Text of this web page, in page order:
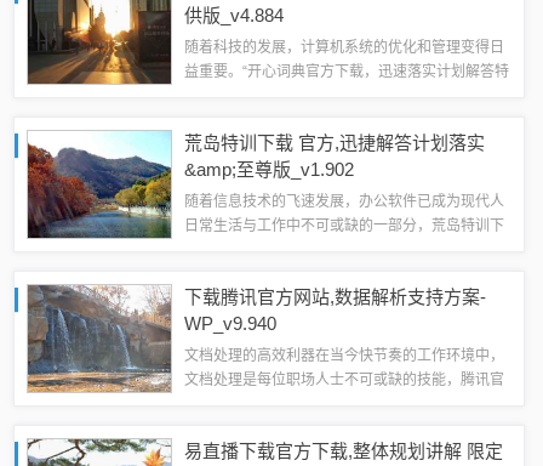
供版_v4.884
随着科技的发展，计算机系统的优化和管理变得日
益重要。“开心词典官方下载，迅速落实计划解答特
户提供更流畅、安全的系统体验。...
荒岛特训下载 官方,迅捷解答计划落实
&amp;至尊版_v1.902
随着信息技术的飞速发展，办公软件已成为现代人
日常生活与工作中不可或缺的一部分，荒岛特训下
率，我们将详细介绍这款软件在文档处理...
下载腾讯官方网站,数据解析支持方案-
WP_v9.940
文档处理的高效利器在当今快节奏的工作环境中，
文档处理是每位职场人士不可或缺的技能，腾讯官
强大，支持多种格式（如.d...
易直播下载官方下载,整体规划讲解 限定